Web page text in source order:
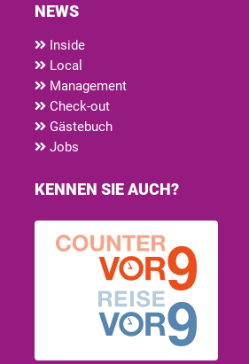
NEWS
Inside
Local
Management
Check-out
Gästebuch
Jobs
KENNEN SIE AUCH?